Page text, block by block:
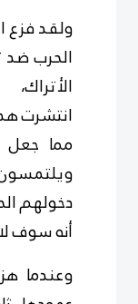
ولقد فزع
الحرب
انتشرت
مما جعل
دخولهم
أنه سوف
وعندما